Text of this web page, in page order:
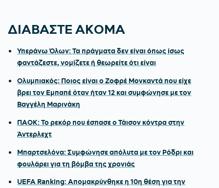
ΔΙΑΒΑΣΤΕ ΑΚΟΜΑ
Υπεράνω Όλων: Τα πράγματα δεν είναι όπως ίσως
φαντάζεστε, νομίζετε ή θεωρείτε ότι είναι
Ολυμπιακός: Ποιος είναι ο Ζοφρέ Μονκαντά που είχε
βρει τον Εμπαπέ όταν ήταν 12 και συμφώνησε με τον
Βαγγέλη Μαρινάκη
ΠΑΟΚ: Το ρεκόρ που έσπασε ο Τάισον κόντρα στην
Άντερλεχτ
Μπαρτσελόνα: Συμφώνησε απόλυτα με τον Ρόδρι και
φουλάρει για τη βόμβα της χρονιάς
UEFA Ranking: Απομακρύνθηκε η 10η θέση για την